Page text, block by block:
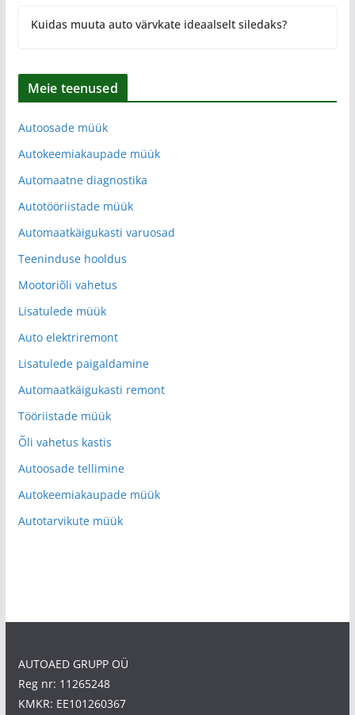
Kuidas muuta auto värvkate ideaalselt siledaks?
Meie teenused
Autoosade müük
Autokeemiakaupade müük
Automaatne diagnostika
Autotööriistade müük
Automaatkäigukasti varuosad
Teeninduse hooldus
Mootoriõli vahetus
Lisatulede müük
Auto elektriremont
Lisatulede paigaldamine
Automaatkäigukasti remont
Tööriistade müük
Õli vahetus kastis
Autoosade tellimine
Autokeemiakaupade müük
Autotarvikute müük
AUTOAED GRUPP OÜ
Reg nr: 11265248
KMKR: EE101260367